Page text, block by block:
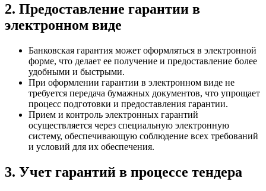
2. Предоставление гарантии в
электронном виде
Банковская гарантия может оформляться в электронной
форме, что делает ее получение и предоставление более
удобными и быстрыми.
При оформлении гарантии в электронном виде не
требуется передача бумажных документов, что упрощает
процесс подготовки и предоставления гарантии.
Прием и контроль электронных гарантий
осуществляется через специальную электронную
систему, обеспечивающую соблюдение всех требований
и условий для их обеспечения.
3. Учет гарантий в процессе тендера